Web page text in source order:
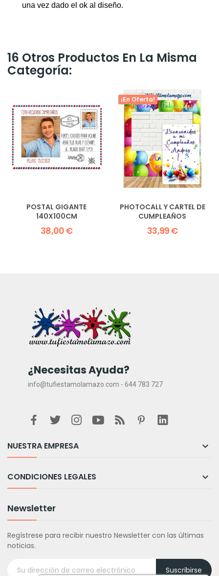
una vez dado el ok al diseño.
16 Otros Productos En La Misma
Categoría:
POSTAL GIGANTE
140X100CM
38,00 €
¡En Oferta!
PHOTOCALL Y CARTEL DE
CUMPLEAÑOS
33,99 €
¿Necesitas Ayuda?
info@tufiestamolamazo.com - 644 783 727
NUESTRA EMPRESA 
CONDICIONES LEGALES 
Newsletter
Regístrese para recibir nuestro Newsletter con las últimas
noticias.
Suscribirse